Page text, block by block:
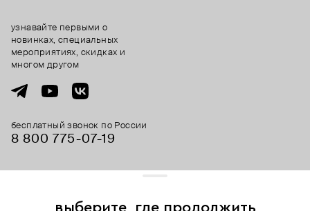
бесплатный звонок по России
8 800 775⁠-07⁠-19
узнавайте первыми о
новинках, специальных
мероприятиях, скидках и
многом другом
выберите, где продолжить